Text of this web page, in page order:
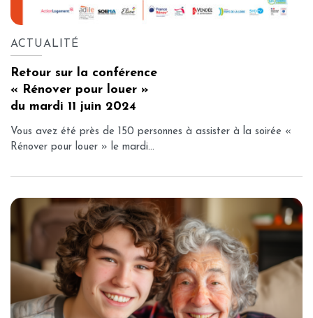
ACTUALITÉ
Retour sur la conférence
« Rénover pour louer »
du mardi 11 juin 2024
Vous avez été près de 150 personnes à assister à la soirée «
Rénover pour louer » le mardi...